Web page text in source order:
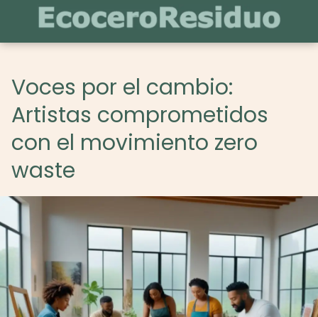
Voces por el cambio:
Artistas comprometidos
con el movimiento zero
waste